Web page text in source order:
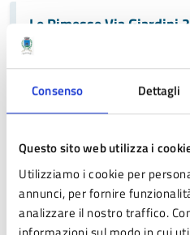
Consenso Dettagli
Questo sito web utilizza i
Utilizziamo i cookie per
annunci, per fornire
analizzare il nostro traffico.
Le Rimesse Via Giardini
Contatti
Telefono:053629046 -
E-mail:
frignano.mo.it
PEC:
frignano.mo.it